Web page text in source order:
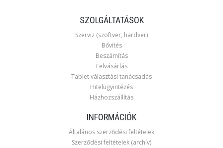
SZOLGÁLTATÁSOK
Szerviz (szoftver, hardver)
Bővítés
Beszámítás
Felvásárlás
Tablet választási tanácsadás
Hitelügyintézés
Házhozszállítás
INFORMÁCIÓK
Általános szerződési feltételek
Szerződési feltételek (archív)